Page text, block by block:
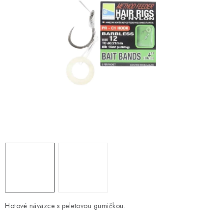
PRÍVLAČ
PRÚTY
Hotové náväzce s peletovou gumičkou.